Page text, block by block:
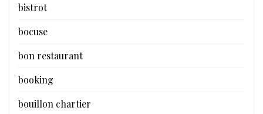
bistrot
bocuse
bon restaurant
booking
bouillon chartier